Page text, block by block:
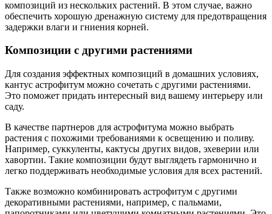
композиций из нескольких растений. В этом случае, важно
обеспечить хорошую дренажную систему для предотвращения
задержки влаги и гниения корней.
Композиции с другими растениями
Для создания эффектных композиций в домашних условиях,
кантус астрофитум можно сочетать с другими растениями.
Это поможет придать интересный вид вашему интерьеру или
саду.
В качестве партнеров для астрофитума можно выбрать
растения с похожими требованиями к освещению и поливу.
Например, суккуленты, кактусы других видов, эхеверии или
хавортии. Такие композиции будут выглядеть гармонично и
легко поддерживать необходимые условия для всех растений.
Также возможно комбинировать астрофитум с другими
декоративными растениями, например, с пальмами,